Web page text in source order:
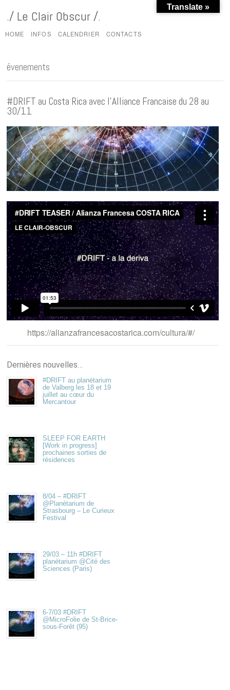
./ Le Clair Obscur /.
HOME INFOS CALENDRIER CONTACTS
évenements
#DRIFT au Costa Rica avec l’Alliance Francaise du 28 au
30/11
https://alianzafrancesacostarica.com/cultura/#/
Dernières nouvelles…
#DRIFT au planétarium
de Valberg les 18 et 19
juillet au cœur du
Mercantour
SLEEP FOR EARTH
[Work in progress]
prochaines sorties de
résidences
8/04 – #DRIFT
@Planétarium de
Strasbourg – Le Curieux
Festival
29/03 – 11h #DRIFT
planétarium @Cité des
Sciences (Paris)
6-7/03 #DRIFT
@MicroFolie de St-Brice-
sous-Forêt (95)
Translate »